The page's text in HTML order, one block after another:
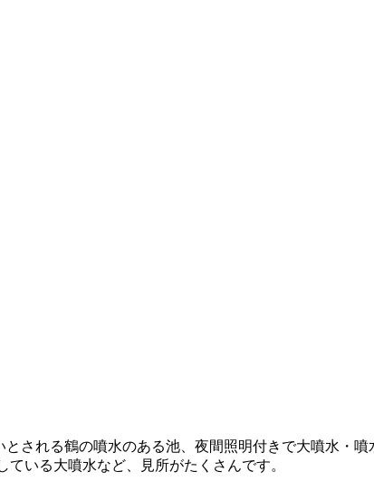
される鶴の噴水のある池、夜間照明付きで大噴水・
いる大噴水など、見所がたくさんです。